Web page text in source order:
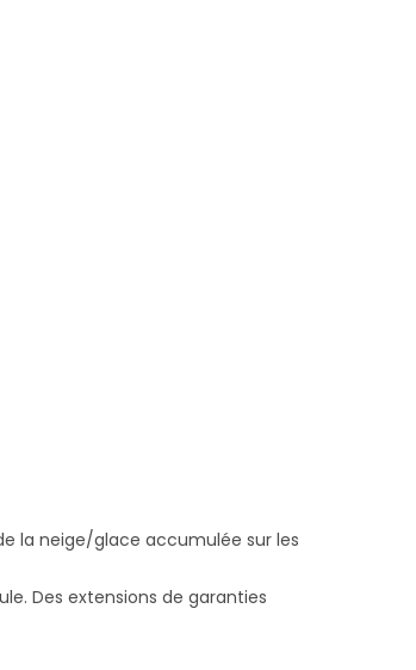
la neige/glace accumulée sur les
Des extensions de garanties